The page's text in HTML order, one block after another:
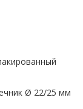
Ø 22/25 мм